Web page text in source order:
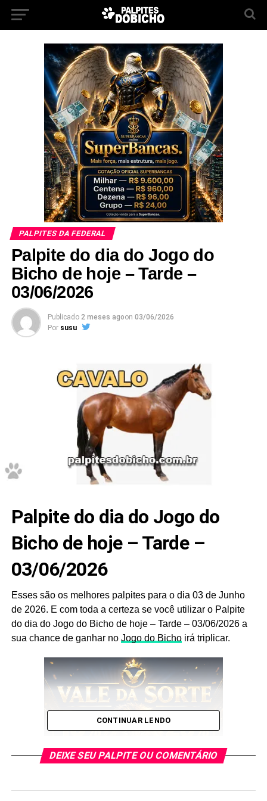
PALPITES DA FEDERAL
Palpite do dia do Jogo do
Bicho de hoje – Tarde –
03/06/2026
Publicado 2 meses agoon 03/06/2026
Por susu
Palpite do dia do Jogo do
Bicho de hoje – Tarde –
03/06/2026
Esses são os melhores palpites para o dia 03 de Junho
de 2026. E com toda a certeza se você utilizar o Palpite
do dia do Jogo do Bicho de hoje – Tarde – 03/06/2026 a
sua chance de ganhar no Jogo do Bichoirá triplicar.
CONTINUAR LENDO
DEIXE SEU PALPITE OU COMENTÁRIO